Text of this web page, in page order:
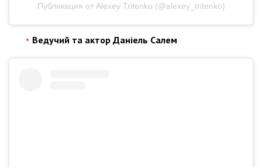
Публикация от Alexey Tritenko (@alexey_tritenko)
Ведучий та актор Даніель Салем